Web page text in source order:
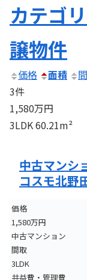
カテゴ
譲物件
価格 面積
3件
1,580万円
3LDK60.21m²
中古マンシ
コスモ北野
価格
1,580万円
中古マンション
間取
3LDK
共益費・管理費